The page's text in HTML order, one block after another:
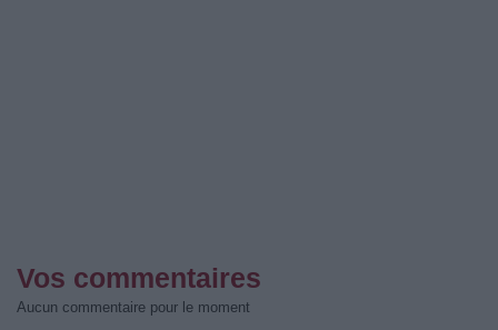
Vos commentaires
Aucun commentaire pour le moment